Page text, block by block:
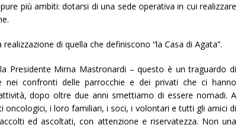
più ambiti: dotarsi di una sede operativa in cui realizzare
di quella che definiscono “la Casa di Agata”.
Presidente Mirna Mastronardi – questo è un traguardo di
nei confronti delle parrocchie e dei privati che ci hanno
dopo oltre due anni smettiamo di essere nomadi. A
oncologici, i loro familiari, i soci, i volontari e tutti gli amici di
ed ascoltati, con attenzione e riservatezza. Non una